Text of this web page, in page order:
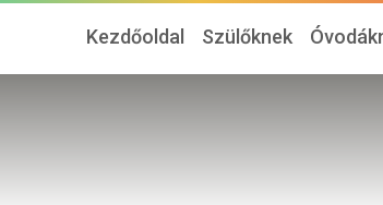
Kezdőoldal Szülőknek